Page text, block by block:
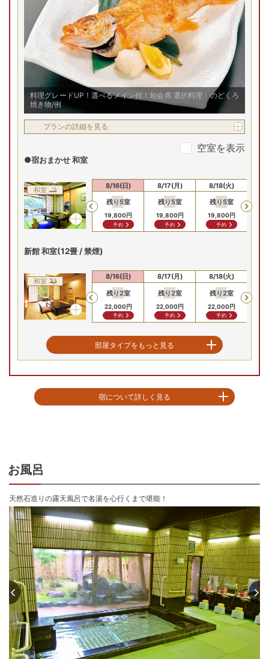
夕食は旬の食材を味わう会席料理。メインは、女性に人気の
美肌豆乳鍋や季節のおすすめ料理から選択可能。朝食も和食
膳か洋食膳を選べます。
空室を表示
和室
【新館和室/例】12畳＋掘り
ごたつの広縁付の新館和室へ
ご案内
【お部屋タイプ】
お部屋の詳細を見る
新館 和室(12畳 / 喫煙)
申込番号 1739-W1011 室時大人1名あたり(税込)
17,600 円～
Previous
残り2室
18,700 円
予約
8/17(月)
残り2室
18,700円
予約
8/18(火)
残り2室
18,700円
予約
8/19(水)
残り2室
18,700円
予約
プランの詳細を見る
料理グレードUP！選べるメイン付！旬会席 選択料理：のどくろ
焼き物/例
プランの詳細を見る
空室を表示
●宿おまかせ 和室
和室
Previous
8/14(金)
円
問合せ
8/15(土)
24,200円
問合せ
8/16(日)
残り 5室
19,800円
予約
8/17(月)
残り 5室
19,800円
予約
8/18(火)
残り 5室
19,800円
予約
新館 和室(12畳 / 禁煙)
和室
Previous
8/14(金)
円
問合せ
8/15(土)
26,400円
問合せ
8/16(日)
残り2室
22,000円
予約
8/17(月)
残り2室
22,000円
予約
8/18(火)
残り2室
22,000円
予約
新館 和室(12畳 / 喫煙)
Previous
問合せ
22,000円
予約
22,000
予約
22,000 円
予約
部屋タイプをもっと見る
宿について詳しく見る
り、その伝統ある湯を単に堪能するでなく、湯に浸かる者にひとつ上の趣を
添えてくれるでしょう。また、温泉は飲むことができ、糖尿病や肥満症に効
果があるという。
【お部屋】新館と本館のお部屋からお選びいただけます。
新館は本格的な数寄屋造りのお部屋で十二畳の本間と掘りゴタツ式の広縁。
※全客室内Wi-Fi設置有
チェックイン15:00〜20:00
チェックアウト 〜10:00
お風呂
天然石造りの露天風呂で名湯を心行くまで堪能！